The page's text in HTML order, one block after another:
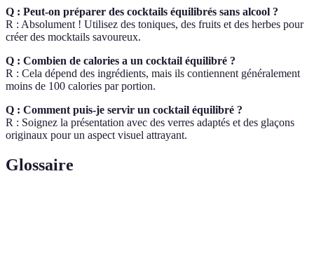
Q : Peut-on préparer des cocktails équilibrés sans alcool ?
R : Absolument ! Utilisez des toniques, des fruits et des herbes pour
créer des mocktails savoureux.
Q : Combien de calories a un cocktail équilibré ?
R : Cela dépend des ingrédients, mais ils contiennent généralement
moins de 100 calories par portion.
Q : Comment puis-je servir un cocktail équilibré ?
R : Soignez la présentation avec des verres adaptés et des glaçons
originaux pour un aspect visuel attrayant.
Glossaire